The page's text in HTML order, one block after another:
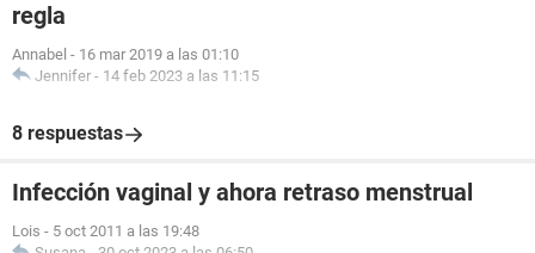
regla
Annabel - 16 mar 2019 a las 01:10
Jennifer - 14 feb 2023 a las 11:15
8 respuestas
Infección vaginal y ahora retraso menstrual
Lois - 5 oct 2011 a las 19:48